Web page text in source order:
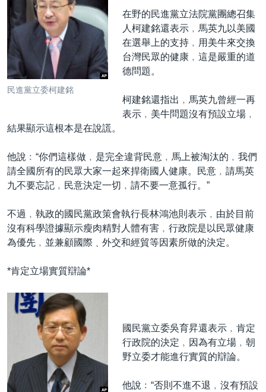
民進黨立委柯建銘
在野的民進黨立法院黨團總召集
人柯建銘還表示﹐馬英九以美國
在選舉上的支持﹐用美牛來交換
台灣民眾的健康﹐這是嚴重的道
德問題。
柯建銘還指出﹐馬英九曾經一再
表示﹐美牛問題沒有預設立場﹐
結果顯示這根本是在說謊。
他說﹕“你們這樣做﹐是完全違背民意﹐馬上被淘汰的﹐我們
請全國所有的民眾大家一起來捍衛國人健康。民意﹐請馬英
九不要忘記﹐民意決定一切﹐請不要一意孤行。”
不過﹐執政的國民黨政策會執行長林鴻池則表示﹐由於目前
沒有科學證據顯示瘦肉精對人體有害﹐行政院是以民眾健康
為優先﹐並兼顧國際﹑外交和經貿等因素所做的決定。
*肯定立場實質辯論*
國民黨立委吳育昇還表示﹐肯定
行政院的決定﹐因為有立場﹐朝
野立委才能進行實質的辯論。
他說﹕“否則不進不退﹐沒有預設